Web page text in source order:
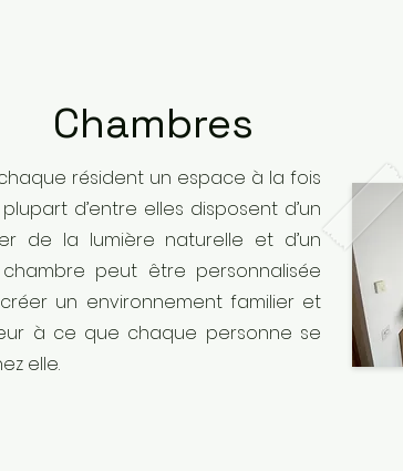
Chambres
résident un espace à la fois
d’entre elles disposent d’un
de la lumière naturelle et d’un
peut être personnalisée
un environnement familier et
à ce que chaque personne se
elle.